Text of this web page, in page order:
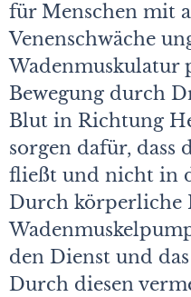
für Menschen mit
Venenschwäche
Wadenmuskulatur
Bewegung durch
Blut in Richtung
sorgen dafür, dass
fließt und nicht in
Durch körperliche
den Dienst und
Durch diesen